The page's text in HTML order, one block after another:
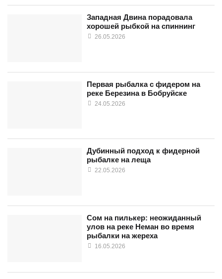
Западная Двина порадовала
хорошей рыбкой на спиннинг
26.05.2026
Первая рыбалка с фидером на
реке Березина в Бобруйске
24.05.2026
Дубинный подход к фидерной
рыбалке на леща
22.05.2026
Сом на пилькер: неожиданный
улов на реке Неман во время
рыбалки на жереха
16.05.2026